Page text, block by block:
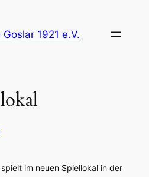
1921 e.V.
im neuen Spiellokal in der